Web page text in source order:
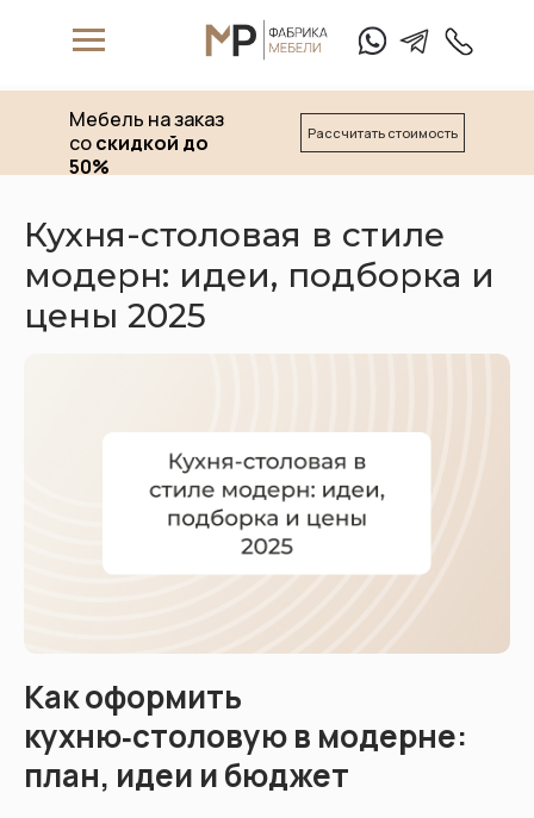
W hat's App Telegam
Мебель на заказ
соскидкой до
50%
Рассчитать стоимость
Кухня-столовая в стиле
модерн: идеи, подборка и
цены 2025
Как оформить
кухню‑столовую в модерне:
план, идеи и бюджет